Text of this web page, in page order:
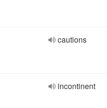
cautions
incontinent